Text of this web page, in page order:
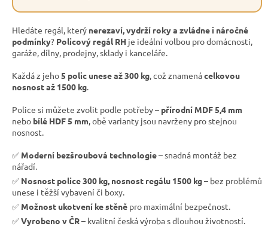
Hledáte regál, který nerezaví, vydrží roky a zvládne i náročné
podmínky? Policový regál RH je ideální volbou pro domácnosti,
garáže, dílny, prodejny, sklady i kanceláře.
Každá z jeho5 polic unese až 300 kg, což znamenácelkovou
nosnost až 1500 kg.
Police si můžete zvolit podle potřeby – přírodní MDF 5,4 mm
nebo bílé HDF 5 mm, obě varianty jsou navrženy pro stejnou
nosnost.
✅ Moderní bezšroubová technologie– snadná montáž bez
nářadí.
✅ Nosnost police 300 kg, nosnost regálu 1500 kg– bez problémů
unese i těžší vybavení či boxy.
✅ Možnost ukotvení ke stěně pro maximální bezpečnost.
✅Vyrobeno v ČR– kvalitní česká výroba s dlouhou životností.